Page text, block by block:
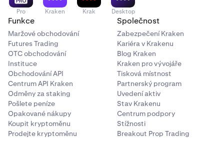
Pro Kraken Krak Desktop
Funkce
Maržové obchodování
Futures Trading
OTC obchodování
Instituce
Obchodování API
Centrum API Kraken
Odměny za staking
Pošlete peníze
Opakované nákupy
Koupit kryptoměnu
Prodejte kryptoměnu
Společnost
Zabezpečení Kraken
Kariéra v Krakenu
Blog Kraken
Kraken pro vývojáře
Tisková místnost
Partnerský program
Uvedení aktiv
Stav Krakenu
Centrum podpory
Stížnosti
Breakout Prop Trading